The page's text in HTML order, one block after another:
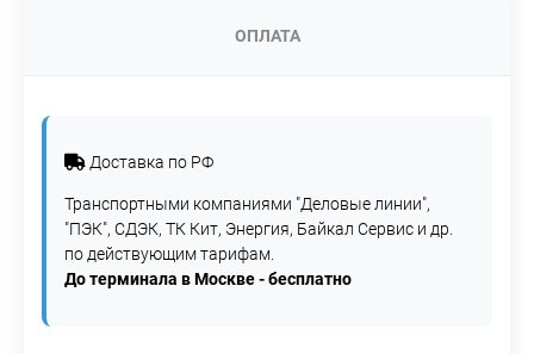
ОПЛАТА
Доставка по РФ
Транспортными компаниями "Деловые линии",
"ПЭК", СДЭК, ТК Кит, Энергия, Байкал Сервис и др.
по действующим тарифам.
До терминала в Москве - бесплатно